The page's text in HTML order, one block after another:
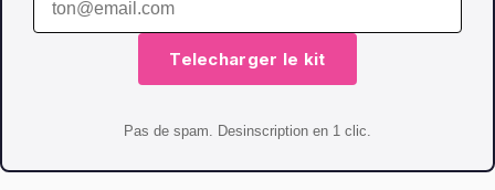
Telecharger le kit
Pas de spam. Desinscription en 1 clic.